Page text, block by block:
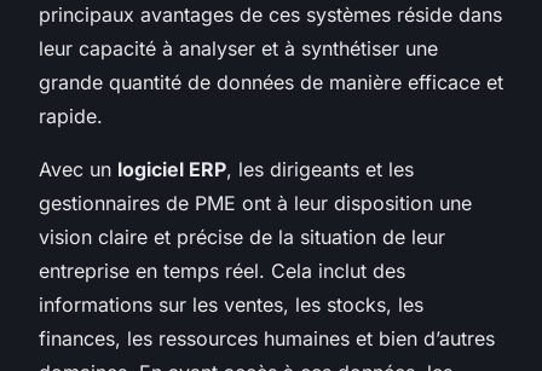
principaux avantages de ces systèmes réside dans
leur capacité à analyser et à synthétiser une
grande quantité de données de manière efficace et
rapide.
Avec un logiciel ERP, les dirigeants et les
gestionnaires de PME ont à leur disposition une
vision claire et précise de la situation de leur
entreprise en temps réel. Cela inclut des
informations sur les ventes, les stocks, les
finances, les ressources humaines et bien d’autres